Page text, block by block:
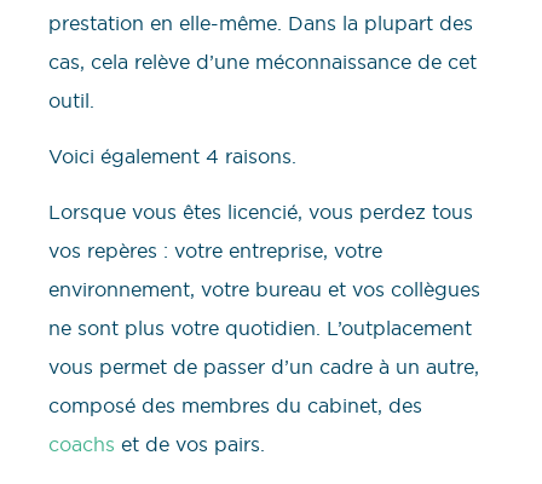
prestation en elle-même. Dans la plupart des
cas, cela relève d’une méconnaissance de cet
outil.
Voici également 4 raisons.
Lorsque vous êtes licencié, vous perdez tous
vos repères : votre entreprise, votre
environnement, votre bureau et vos collègues
ne sont plus votre quotidien. L’outplacement
vous permet de passer d’un cadre à un autre,
composé des membres du cabinet, des
coachs et de vos pairs.